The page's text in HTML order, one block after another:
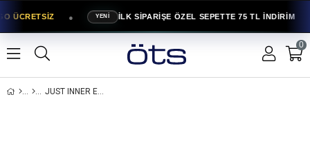
ÜCRETSİZ ● YENİ İLK SİPARİŞE ÖZEL SEPETTE 75 TL İNDİRİM
0
JUST INNER ERKEK 6’LI BAMBU ÇORAP SNEAKER DIKIŞSIZ RAHATLIK HISSI (11300)